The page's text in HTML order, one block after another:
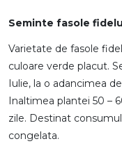
Seminte fasole
Varietate de fasole
culoare verde placut.
Iulie, la o adancimea
Inaltimea plantei 50 –
zile. Destinat
congelata.